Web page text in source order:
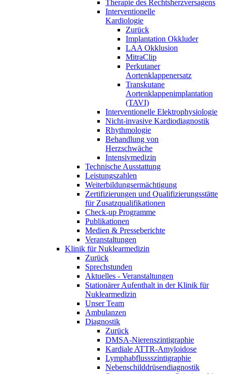
Therapie des Rechtsherzversagens
Interventionelle
Kardiologie
Zurück
Implantation Okkluder
LAA Okklusion
MitraClip
Perkutaner
Aortenklappenersatz
Transkutane
Aortenklappenimplantation
(TAVI)
Interventionelle Elektrophysiologie
Nicht-invasive Kardiodiagnostik
Rhythmologie
Behandlung von
Herzschwäche
Intensivmedizin
Technische Ausstattung
Leistungszahlen
Weiterbildungsermächtigung
Zertifizierungen und Qualifizierungsstätte
für Zusatzqualifikationen
Check-up Programme
Publikationen
Medien & Presseberichte
Veranstaltungen
Klinik für Nuklearmedizin
Zurück
Sprechstunden
Aktuelles - Veranstaltungen
Stationärer Aufenthalt in der Klinik für
Nuklearmedizin
Unser Team
Ambulanzen
Diagnostik
Zurück
DMSA-Nierenszintigraphie
Kardiale ATTR-Amyloidose
Lymphabflussszintigraphie
Nebenschilddrüsendiagnostik